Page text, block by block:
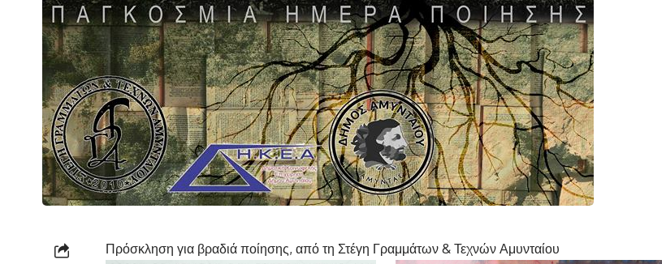
Πρόσκληση για βραδιά ποίησης, από τη Στέγη Γραμμάτων & Τεχνών Αμυνταίου